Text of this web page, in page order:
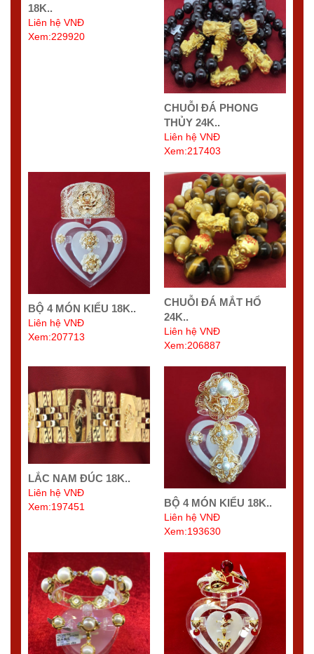
18K..
Liên hệ VNĐ
Xem:229920
CHUỖI ĐÁ PHONG
THỦY 24K..
Liên hệ VNĐ
Xem:217403
BỘ 4 MÓN KIỂU 18K..
Liên hệ VNĐ
Xem:207713
CHUỖI ĐÁ MẮT HỔ
24K..
Liên hệ VNĐ
Xem:206887
LẮC NAM ĐÚC 18K..
Liên hệ VNĐ
Xem:197451
BỘ 4 MÓN KIỂU 18K..
Liên hệ VNĐ
Xem:193630